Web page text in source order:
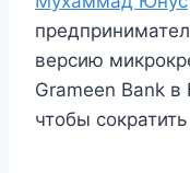
версию
Grameen Bank в
чтобы